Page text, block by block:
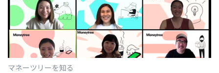
マネーツリーを知る